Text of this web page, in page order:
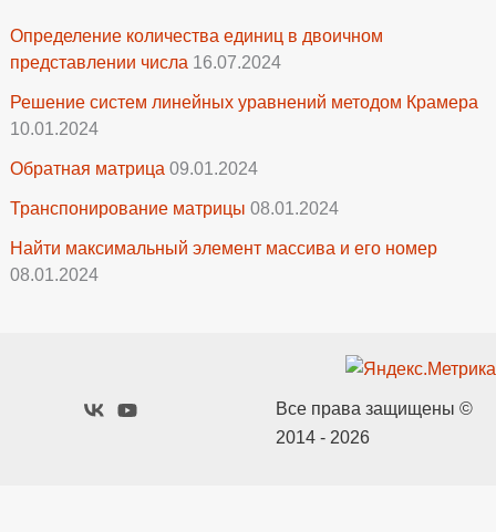
Определение количества единиц в двоичном
представлении числа 16.07.2024
Решение систем линейных уравнений методом Крамера
10.01.2024
Обратная матрица 09.01.2024
Транспонирование матрицы 08.01.2024
Найти максимальный элемент массива и его номер
08.01.2024
Все права защищены ©
2014 - 2026